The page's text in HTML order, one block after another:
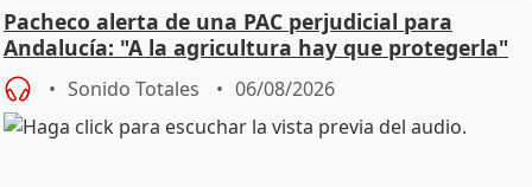
Pacheco alerta de una PAC perjudicial para
Andalucía: "A la agricultura hay que protegerla"
Sonido Totales 06/08/2026